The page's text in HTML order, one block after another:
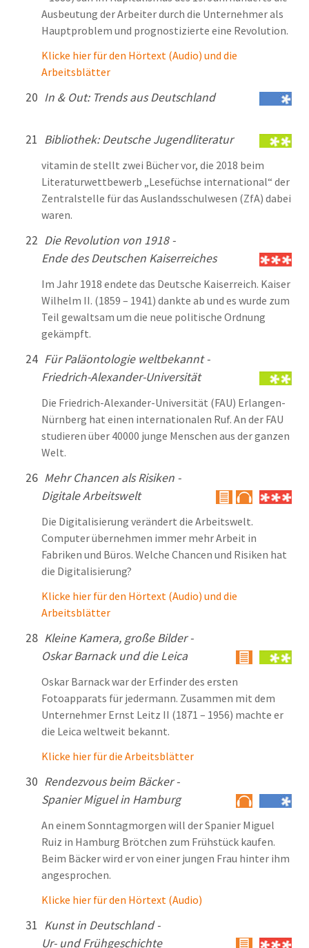
Ausbeutung der Arbeiter durch die Unternehmer als
Hauptproblem und prognostizierte eine Revolution.
Klicke hier für den Hörtext (Audio) und die
Arbeitsblätter
20 In & Out: Trends aus Deutschland
21 Bibliothek: Deutsche Jugendliteratur
vitamin de stellt zwei Bücher vor, die 2018 beim
Literaturwettbewerb „Lesefüchse international“ der
Zentralstelle für das Auslandsschulwesen (ZfA) dabei
waren.
22 Die Revolution von 1918 -
Ende des Deutschen Kaiserreiches
Im Jahr 1918 endete das Deutsche Kaiserreich. Kaiser
Wilhelm II. (1859 – 1941) dankte ab und es wurde zum
Teil gewaltsam um die neue politische Ordnung
gekämpft.
24 Für Paläontologie weltbekannt -
Friedrich-Alexander-Universität
Die Friedrich-Alexander-Universität (FAU) Erlangen-
Nürnberg hat einen internationalen Ruf. An der FAU
studieren über 40000 junge Menschen aus der ganzen
Welt.
26 Mehr Chancen als Risiken -
Digitale Arbeitswelt
Die Digitalisierung verändert die Arbeitswelt.
Computer übernehmen immer mehr Arbeit in
Fabriken und Büros. Welche Chancen und Risiken hat
die Digitalisierung?
Klicke hier für den Hörtext (Audio) und die
Arbeitsblätter
28 Kleine Kamera, große Bilder -
Oskar Barnack und die Leica
Oskar Barnack war der Erfinder des ersten
Fotoapparats für jedermann. Zusammen mit dem
Unternehmer Ernst Leitz II (1871 – 1956) machte er
die Leica weltweit bekannt.
Klicke hier für die Arbeitsblätter
30 Rendezvous beim Bäcker -
Spanier Miguel in Hamburg
An einem Sonntagmorgen will der Spanier Miguel
Ruiz in Hamburg Brötchen zum Frühstück kaufen.
Beim Bäcker wird er von einer jungen Frau hinter ihm
angesprochen.
Klicke hier für den Hörtext (Audio)
31 Kunst in Deutschland -
Ur- und Frühgeschichte